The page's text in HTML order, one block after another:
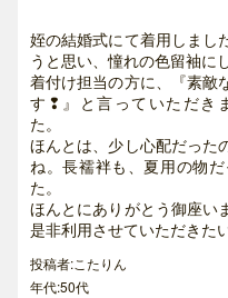
姪の結婚式にて着用しまし
うと思い、憧れの色留袖に
着付け担当の方に、『素敵
す❢』と言っていただき
た。
ほんとは、少し心配だった
ね。長襦袢も、夏用の物
た。
ほんとにありがとう御座い
是非利用させていただきた
投稿者:こたりん
年代:50代